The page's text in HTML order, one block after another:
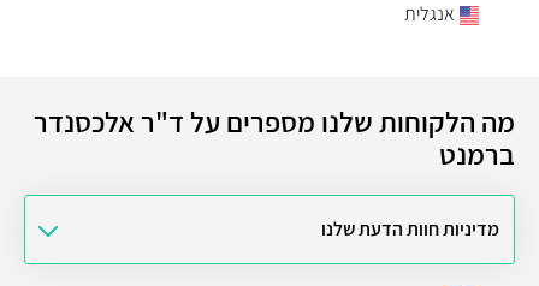
אנגלית
מה הלקוחות שלנו מספרים על ד"ר אלכסנדר
ברמנט
מדיניות חוות הדעת שלנו